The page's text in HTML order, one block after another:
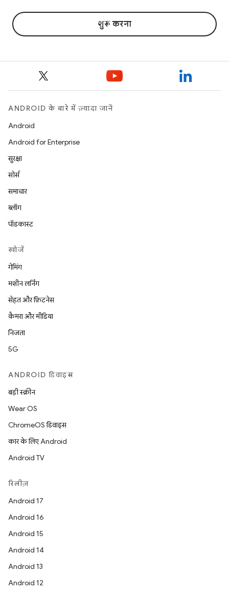
शुरू करना
ANDROID के बारे में ज़्यादा जानें
Android
Android for Enterprise
सुरक्षा
सोर्स
समाचार
ब्लॉग
पॉडकास्ट
खोजें
गेमिंग
मशीन लर्निंग
सेहत और फ़िटनेस
कैमरा और मीडिया
निजता
5G
ANDROID डिवाइस
बड़ी स्क्रीन
Wear OS
ChromeOS डिवाइस
कार के लिए Android
Android TV
रिलीज़
Android 17
Android 16
Android 15
Android 14
Android 13
Android 12